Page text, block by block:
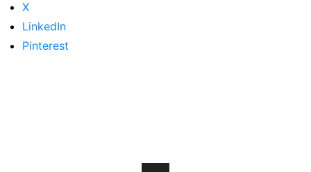
X
LinkedIn
Pinterest